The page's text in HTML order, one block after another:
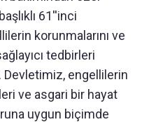
61''inci
korunmalarını ve
tedbirleri
engellilerin
ve asgari bir hayat
uygun biçimde